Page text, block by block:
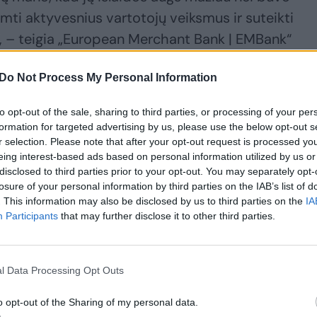
Do Not Process My Personal Information
opt-out of the sale, sharing to third parties, or processing of your
for targeted advertising by us, please use the below opt-out
selection. Please note that after your opt-out request is processed
interest-based ads based on personal information utilized by us
to third parties prior to your opt-out. You may separately
of your personal information by third parties on the IAB’s list of
This information may also be disclosed by us to third parties on the
Participants that may further disclose it to other third parties.
Data Processing Opt Outs
opt-out of the Sharing of my personal data.
aktyvesnius vartotojų veiksmus ir suteikti
teigia „European Merchant Bank | EMBank“
ekonomika 2025 m. augs 3,5 proc., o 2026
nuo 2023 m. siekusio 5,1 proc. iki 2,2
ir sąlyginai optimizmo įkvepiančios
terpę tiek verslui, tiek vartotojams.
didžiausią dalį visų Europos verslų tai itin
plėtros planus.